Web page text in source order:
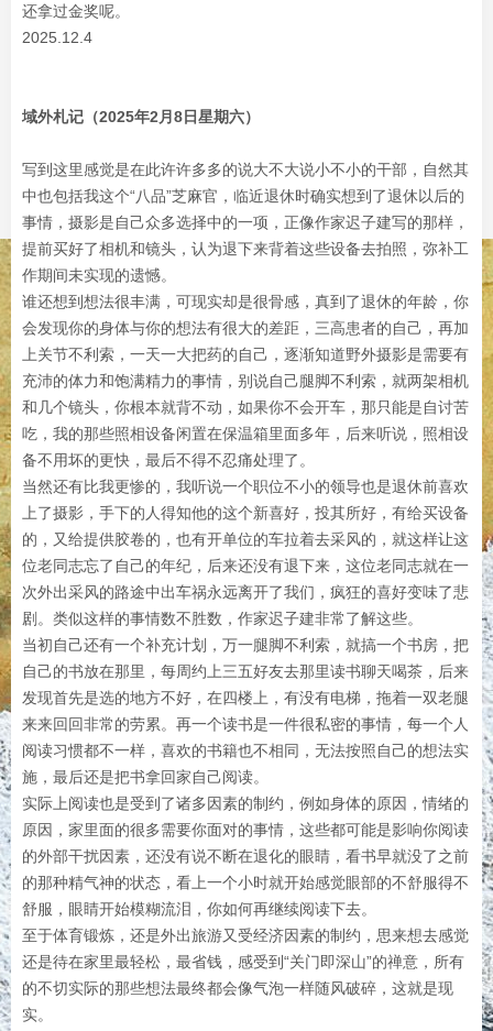
还拿过金奖呢。
2025.12.4
域外札记（2025年2月8日星期六）
写到这里感觉是在此许许多多的说大不大说小不小的干部，自然其
中也包括我这个“八品”芝麻官，临近退休时确实想到了退休以后的
事情，摄影是自己众多选择中的一项，正像作家迟子建写的那样，
提前买好了相机和镜头，认为退下来背着这些设备去拍照，弥补工
作期间未实现的遗憾。
谁还想到想法很丰满，可现实却是很骨感，真到了退休的年龄，你
会发现你的身体与你的想法有很大的差距，三高患者的自己，再加
上关节不利索，一天一大把药的自己，逐渐知道野外摄影是需要有
充沛的体力和饱满精力的事情，别说自己腿脚不利索，就两架相机
和几个镜头，你根本就背不动，如果你不会开车，那只能是自讨苦
吃，我的那些照相设备闲置在保温箱里面多年，后来听说，照相设
备不用坏的更快，最后不得不忍痛处理了。
当然还有比我更惨的，我听说一个职位不小的领导也是退休前喜欢
上了摄影，手下的人得知他的这个新喜好，投其所好，有给买设备
的，又给提供胶卷的，也有开单位的车拉着去采风的，就这样让这
位老同志忘了自己的年纪，后来还没有退下来，这位老同志就在一
次外出采风的路途中出车祸永远离开了我们，疯狂的喜好变味了悲
剧。类似这样的事情数不胜数，作家迟子建非常了解这些。
当初自己还有一个补充计划，万一腿脚不利索，就搞一个书房，把
自己的书放在那里，每周约上三五好友去那里读书聊天喝茶，后来
发现首先是选的地方不好，在四楼上，有没有电梯，拖着一双老腿
来来回回非常的劳累。再一个读书是一件很私密的事情，每一个人
阅读习惯都不一样，喜欢的书籍也不相同，无法按照自己的想法实
施，最后还是把书拿回家自己阅读。
实际上阅读也是受到了诸多因素的制约，例如身体的原因，情绪的
原因，家里面的很多需要你面对的事情，这些都可能是影响你阅读
的外部干扰因素，还没有说不断在退化的眼睛，看书早就没了之前
的那种精气神的状态，看上一个小时就开始感觉眼部的不舒服得不
舒服，眼睛开始模糊流泪，你如何再继续阅读下去。
至于体育锻炼，还是外出旅游又受经济因素的制约，思来想去感觉
还是待在家里最轻松，最省钱，感受到“关门即深山”的禅意，所有
的不切实际的那些想法最终都会像气泡一样随风破碎，这就是现
实。